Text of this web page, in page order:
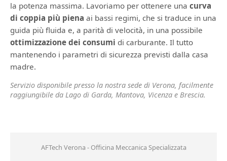
la potenza massima. Lavoriamo per ottenere una curva
di coppia più piena ai bassi regimi, che si traduce in una
guida più fluida e, a parità di velocità, in una possibile
ottimizzazione dei consumi di carburante. Il tutto
mantenendo i parametri di sicurezza previsti dalla casa
madre.
Servizio disponibile presso la nostra sede di Verona, facilmente
raggiungibile da Lago di Garda, Mantova, Vicenza e Brescia.
AFTech Verona - Officina Meccanica Specializzata